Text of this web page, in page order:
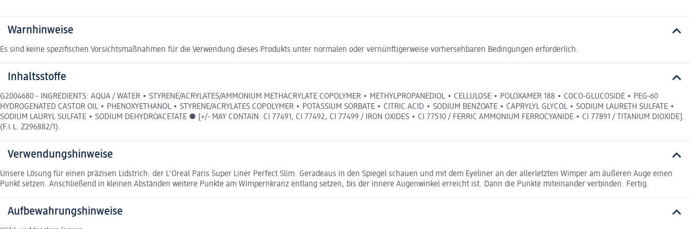
Warnhinweise
Es sind keine spezifischen Vorsichtsmaßnahmen für die Verwendung dieses Produkts unter normalen oder vernünftigerweise vorhersehbaren Bedingungen erforderlich.
Inhaltsstoffe
G2004680 - INGREDIENTS: AQUA / WATER • STYRENE/ACRYLATES/AMMONIUM METHACRYLATE COPOLYMER • METHYLPROPANEDIOL • CELLULOSE • POLOXAMER 188 • COCO-GLUCOSIDE • PEG-60
HYDROGENATED CASTOR OIL • PHENOXYETHANOL • STYRENE/ACRYLATES COPOLYMER • POTASSIUM SORBATE • CITRIC ACID • SODIUM BENZOATE • CAPRYLYL GLYCOL • SODIUM LAURETH SULFATE •
SODIUM LAURYL SULFATE • SODIUM DEHYDROACETATE ● [+/- MAY CONTAIN: CI 77491, CI 77492, CI 77499 / IRON OXIDES • CI 77510 / FERRIC AMMONIUM FERROCYANIDE • CI 77891 / TITANIUM DIOXIDE].
(F.I.L. Z296882/1).
Verwendungshinweise
Unsere Lösung für einen präzisen Lidstrich: der L'Oreal Paris Super Liner Perfect Slim. Geradeaus in den Spiegel schauen und mit dem Eyeliner an der allerletzten Wimper am äußeren Auge einen
Punkt setzen. Anschließend in kleinen Abständen weitere Punkte am Wimpernkranz entlang setzen, bis der innere Augenwinkel erreicht ist. Dann die Punkte miteinander verbinden. Fertig.
Aufbewahrungshinweise